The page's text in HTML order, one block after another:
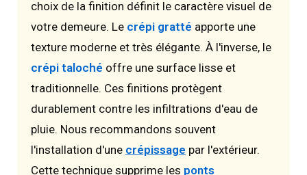
choix de la finition définit le caractère visuel de
votre demeure. Le crépi gratté apporte une
texture moderne et très élégante. À l'inverse, le
crépi taloché offre une surface lisse et
traditionnelle. Ces finitions protègent
durablement contre les infiltrations d'eau de
pluie. Nous recommandons souvent
l'installation d'une crépissage par l'extérieur.
Cette technique supprime les ponts